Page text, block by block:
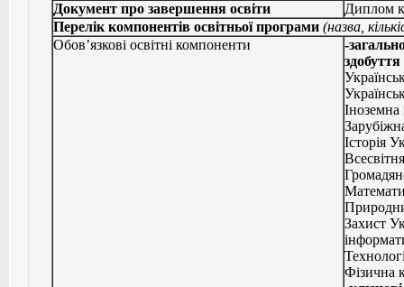
Документ про завершення освіти
Диплом
Перелік компонентів освітньої програми (назва,
Обов’язкові освітні компоненти
-
здобуття
Історія
Захист
Фізична